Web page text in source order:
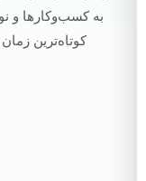
به کسب‌وکارها و
کوتاه‌ترین